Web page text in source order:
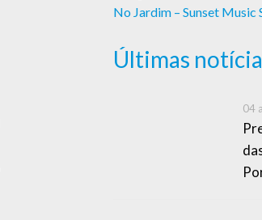
No Jardim – Sunset Music
Últimas
04